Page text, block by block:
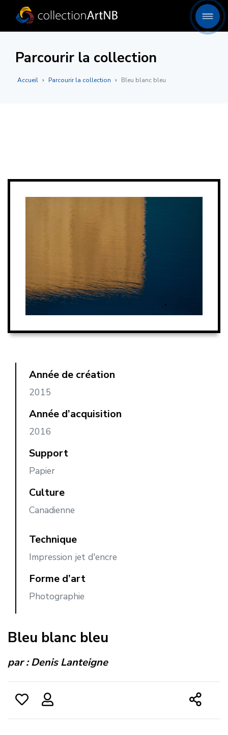
Parcourir la collection
Accueil Parcourir la collection Bleu blanc bleu
Année de création
2015
Année d’acquisition
2016
Support
Papier
Culture
Canadienne
Technique
Impression jet d'encre
Forme d’art
Photographie
Bleu blanc bleu
par :Denis Lanteigne